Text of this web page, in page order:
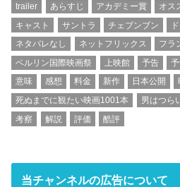
trailer
あらすじ アカデミー賞 オス
キャスト
サントラ チェブンブン
ネタバレなし
ネットフリックス フラ
ベルリン国際映画祭
上映館 予告
意味
感想 料金 新作 日本公開
死ぬまでに観たい映画1001本
男はつら
考察
解説 評価 酷評
当チャンネルの広告について